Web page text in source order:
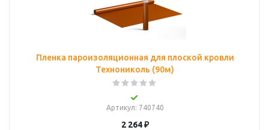
Пленка пароизоляционная для плоской кровли
Технониколь (90м)
Артикул: 740740
2 264₽